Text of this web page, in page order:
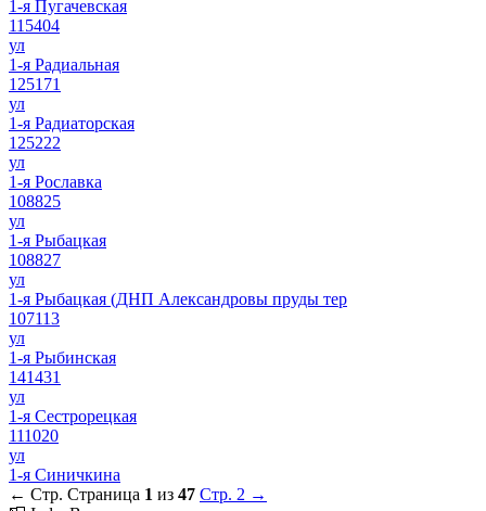
1-я Пугачевская
115404
ул
1-я Радиальная
125171
ул
1-я Радиаторская
125222
ул
1-я Рославка
108825
ул
1-я Рыбацкая
108827
ул
1-я Рыбацкая (ДНП Александровы пруды тер
107113
ул
1-я Рыбинская
141431
ул
1-я Сестрорецкая
111020
ул
1-я Синичкина
← Стр. Страница 1 из 47 Стр. 2 →